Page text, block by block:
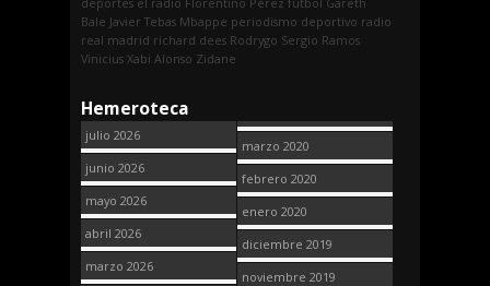
Bale Javier Tebas Mbappe periodismo deportivo radio
real madrid richard dees Rodrygo Sergio Ramos
Vinicius Xabi Alonso Zidane
Hemeroteca
julio 2026
junio 2026
mayo 2026
abril 2026
marzo 2026
marzo 2020
febrero 2020
enero 2020
diciembre 2019
noviembre 2019